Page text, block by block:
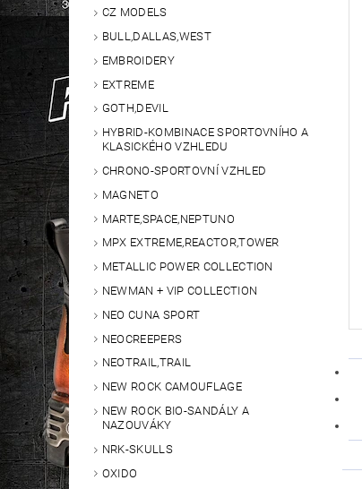
CZ MODELS
BULL,DALLAS,WEST
EMBROIDERY
EXTREME
GOTH,DEVIL
HYBRID-KOMBINACE SPORTOVNÍHO A
KLASICKÉHO VZHLEDU
CHRONO-SPORTOVNÍ VZHLED
MAGNETO
MARTE,SPACE,NEPTUNO
MPX EXTREME,REACTOR,TOWER
METALLIC POWER COLLECTION
NEWMAN + VIP COLLECTION
NEO CUNA SPORT
NEOCREEPERS
NEOTRAIL,TRAIL
NEW ROCK CAMOUFLAGE
NEW ROCK BIO-SANDÁLY A
NAZOUVÁKY
NRK-SKULLS
OXIDO